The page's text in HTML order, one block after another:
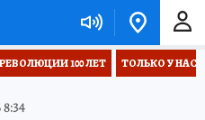
100 ЛЕТ ТОЛЬКО У НАС